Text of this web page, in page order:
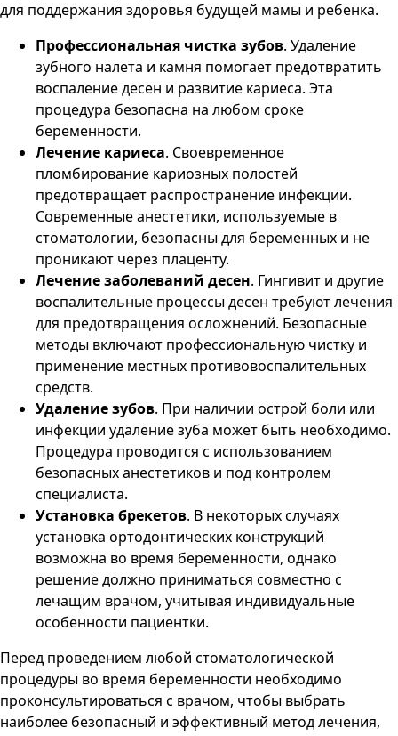
для поддержания здоровья будущей мамы и ребенка.
Профессиональная чистка зубов. Удаление
зубного налета и камня помогает предотвратить
воспаление десен и развитие кариеса. Эта
процедура безопасна на любом сроке
беременности.
Лечение кариеса. Своевременное
пломбирование кариозных полостей
предотвращает распространение инфекции.
Современные анестетики, используемые в
стоматологии, безопасны для беременных и не
проникают через плаценту.
Лечение заболеваний десен. Гингивит и другие
воспалительные процессы десен требуют лечения
для предотвращения осложнений. Безопасные
методы включают профессиональную чистку и
применение местных противовоспалительных
средств.
Удаление зубов. При наличии острой боли или
инфекции удаление зуба может быть необходимо.
Процедура проводится с использованием
безопасных анестетиков и под контролем
специалиста.
Установка брекетов. В некоторых случаях
установка ортодонтических конструкций
возможна во время беременности, однако
решение должно приниматься совместно с
лечащим врачом, учитывая индивидуальные
особенности пациентки.
Перед проведением любой стоматологической
процедуры во время беременности необходимо
проконсультироваться с врачом, чтобы выбрать
наиболее безопасный и эффективный метод лечения,